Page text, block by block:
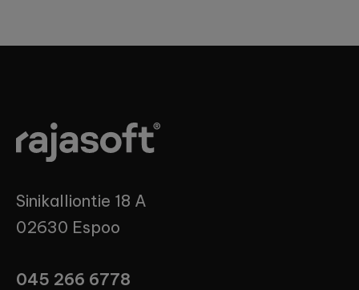
Sinikalliontie 18 A
02630 Espoo
045 266 6778